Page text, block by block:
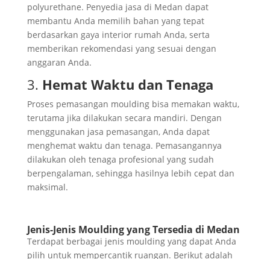
polyurethane. Penyedia jasa di Medan dapat
membantu Anda memilih bahan yang tepat
berdasarkan gaya interior rumah Anda, serta
memberikan rekomendasi yang sesuai dengan
anggaran Anda.
3. Hemat Waktu dan Tenaga
Proses pemasangan moulding bisa memakan waktu,
terutama jika dilakukan secara mandiri. Dengan
menggunakan jasa pemasangan, Anda dapat
menghemat waktu dan tenaga. Pemasangannya
dilakukan oleh tenaga profesional yang sudah
berpengalaman, sehingga hasilnya lebih cepat dan
maksimal.
Jenis-Jenis Moulding yang Tersedia di Medan
Terdapat berbagai jenis moulding yang dapat Anda
pilih untuk mempercantik ruangan. Berikut adalah